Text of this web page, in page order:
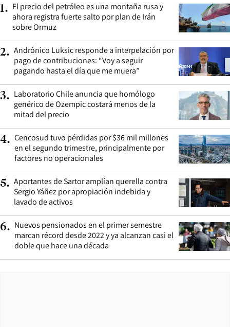
1. El precio del petróleo es una montaña rusa y
ahora registra fuerte salto por plan de Irán
sobre Ormuz
2. Andrónico Luksic responde a interpelación por
pago de contribuciones: “Voy a seguir
pagando hasta el día que me muera”
3. Laboratorio Chile anuncia que homólogo
genérico de Ozempic costará menos de la
mitad del precio
4. Cencosud tuvo pérdidas por $36 mil millones
en el segundo trimestre, principalmente por
factores no operacionales
5. Aportantes de Sartor amplían querella contra
Sergio Yáñez por apropiación indebida y
lavado de activos
6. Nuevos pensionados en el primer semestre
marcan récord desde 2022 y ya alcanzan casi el
doble que hace una década